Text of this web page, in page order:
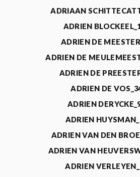
ADRIAAN
ADRIEN
ADRIEN DE
ADRIEN DE
ADRIEN DE
ADRIEN DE
ADRIEN
ADRIEN
ADRIEN VAN DEN
ADRIEN VAN
ADRIEN